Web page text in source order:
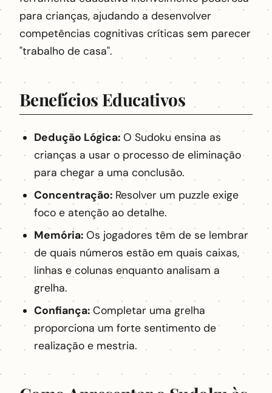
para crianças, ajudando a desenvolver
competências cognitivas críticas sem parecer
"trabalho de casa".
Benefícios Educativos
Dedução Lógica: O Sudoku ensina as
crianças a usar o processo de eliminação
para chegar a uma conclusão.
Concentração: Resolver um puzzle exige
foco e atenção ao detalhe.
Memória: Os jogadores têm de se lembrar
de quais números estão em quais caixas,
linhas e colunas enquanto analisam a
grelha.
Confiança: Completar uma grelha
proporciona um forte sentimento de
realização e mestria.